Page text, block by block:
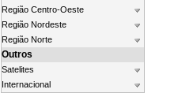
Região Centro-Oeste
Região Nordeste
Região Norte
Outros
Satelites
Internacional